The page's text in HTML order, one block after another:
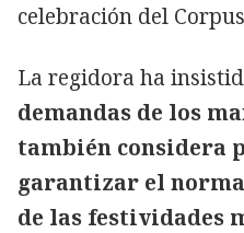
celebración del
La regidora ha
demandas de los
también
garantizar el
de las festividades